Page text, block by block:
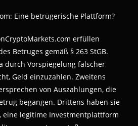
Eine betrügerische Plattform?
erfüllen
Betruges gemäß § 263 StGB.
durch Vorspiegelung falscher
Geld einzuzahlen. Zweitens
von Auszahlungen, die
begangen. Drittens haben sie
eine legitime Investmentplattform